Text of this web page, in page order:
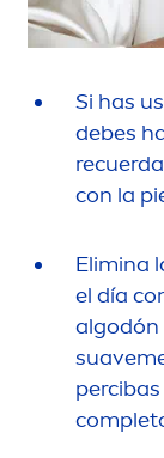
Si has
debes
con la
Elimina
el día
algodón
suave